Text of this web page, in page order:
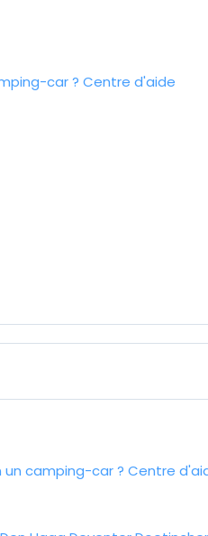
car ? Centre d'aide
camping-car ? Centre